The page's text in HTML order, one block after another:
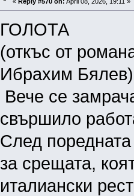
ГОЛОТА
(откъс от
Ибрахим Бялев)
Вече се
свършило
След
за срещата,
италиански